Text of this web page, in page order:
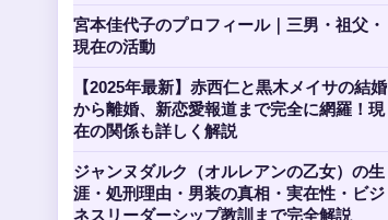
宮本佳代子のプロフィール｜三男・祖父・
現在の活動
【2025年最新】赤西仁と黒木メイサの結婚
から離婚、新恋愛報道まで完全に網羅！現
在の関係も詳しく解説
ジャンヌダルク（オルレアンの乙女）の生
涯・処刑理由・男装の真相・実在性・ビジ
ネスリーダーシップ教訓まで完全解説